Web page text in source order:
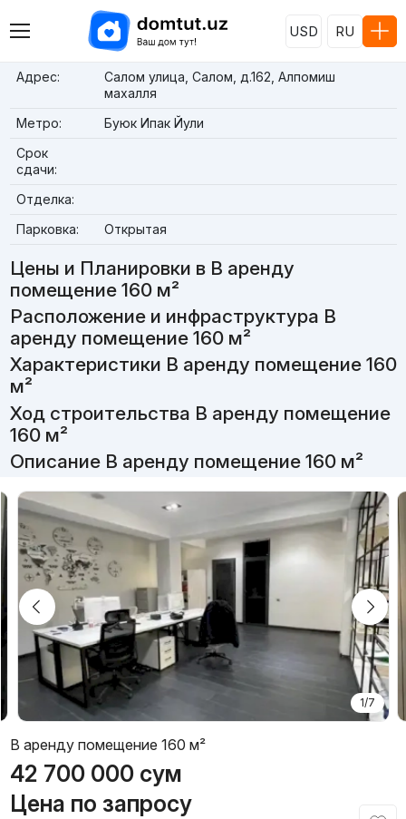
USD RU
Адрес:
Салом улица, Салом, д.162, Алпомиш
махалля
Метро:
Буюк Ипак Йули
Срок
сдачи:
Отделка:
Парковка:
Открытая
Цены и Планировки в В аренду
помещение 160 м²
Расположение и инфраструктура В
аренду помещение 160 м²
Характеристики В аренду помещение 160
м²
Ход строительства В аренду помещение
160 м²
Описание В аренду помещение 160 м²
1/7
В аренду помещение 160 м²
42 700 000 сум
Цена по запросу